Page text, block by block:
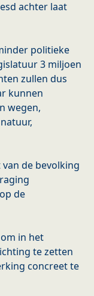
achter laat
politieke
3 miljoen
zullen dus
kunnen
wegen,
de bevolking
de
in het
te zetten
concreet te